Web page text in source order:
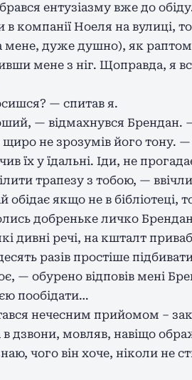
ентузіазму вже до
в компанії Ноеля на вулиці,
мене, дуже душно), як
мене з ніг. Щоправда, я
— спитав я.
— відмахнувся Брендан.
не зрозумів його тону.
їх у їдальні. Іди, не
трапезу з тобою, —
обідає якщо не в бібліотеці,
добреньке личко
дивні речі, на кшталт
разів простіше
— обурено відповів мені
пообідати…
нечесним прийомом –
дзвони, мовляв, навіщо
чого він хоче, ніколи не